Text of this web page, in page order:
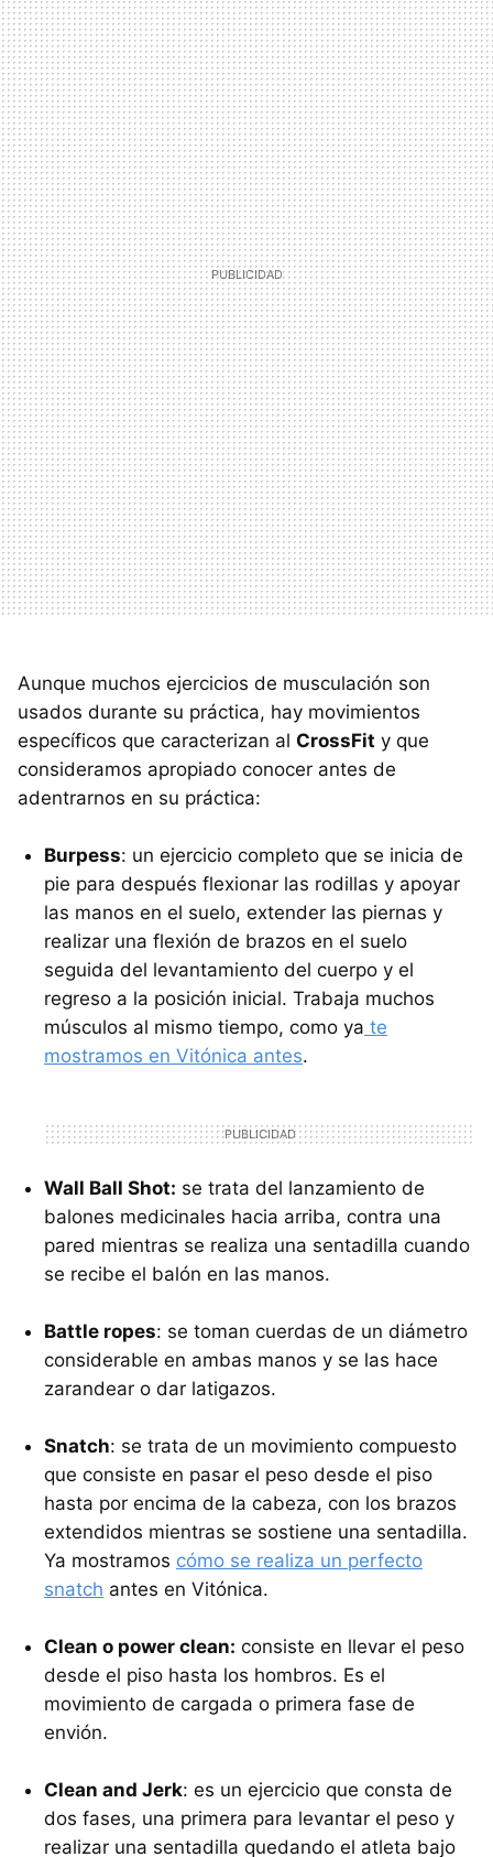
Aunque muchos ejercicios de musculación son
usados durante su práctica, hay movimientos
específicos que caracterizan al CrossFit y que
consideramos apropiado conocer antes de
adentrarnos en su práctica:
Burpess: un ejercicio completo que se inicia de
pie para después flexionar las rodillas y apoyar
las manos en el suelo, extender las piernas y
realizar una flexión de brazos en el suelo
seguida del levantamiento del cuerpo y el
regreso a la posición inicial. Trabaja muchos
músculos al mismo tiempo, como ya te
mostramos en Vitónica antes.
Wall Ball Shot: se trata del lanzamiento de
balones medicinales hacia arriba, contra una
pared mientras se realiza una sentadilla cuando
se recibe el balón en las manos.
Battle ropes: se toman cuerdas de un diámetro
considerable en ambas manos y se las hace
zarandear o dar latigazos.
Snatch: se trata de un movimiento compuesto
que consiste en pasar el peso desde el piso
hasta por encima de la cabeza, con los brazos
extendidos mientras se sostiene una sentadilla.
Ya mostramos cómo se realiza un perfecto
snatch antes en Vitónica.
Clean o power clean: consiste en llevar el peso
desde el piso hasta los hombros. Es el
movimiento de cargada o primera fase de
envión.
Clean and Jerk: es un ejercicio que consta de
dos fases, una primera para levantar el peso y
realizar una sentadilla quedando el atleta bajo